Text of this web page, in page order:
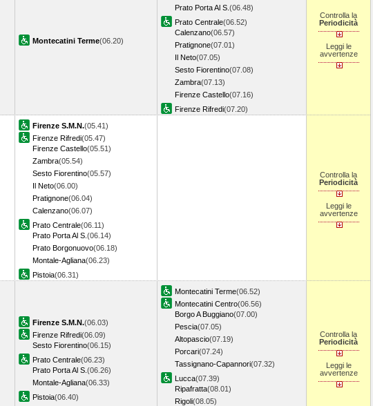
Montecatini Terme(06.20)
Prato Porta Al S. (06.48)
Prato Centrale(06.52)
Calenzano(06.57)
Pratignone(07.01)
Il Neto(07.05)
Sesto Fiorentino(07.08)
Zambra(07.13)
Firenze Castello(07.16)
Firenze Rifredi(07.20)
Controlla la
Periodicità
Leggi le
avvertenze
Firenze S.M.N.(05.41)
Firenze Rifredi(05.47)
Firenze Castello(05.51)
Zambra(05.54)
Sesto Fiorentino(05.57)
Il Neto(06.00)
Pratignone(06.04)
Calenzano(06.07)
Prato Centrale(06.11)
Prato Porta Al S. (06.14)
Prato Borgonuovo(06.18)
Montale-Agliana(06.23)
Pistoia(06.31)
Controlla la
Periodicità
Leggi le
avvertenze
Firenze S.M.N.(06.03)
Firenze Rifredi(06.09)
Sesto Fiorentino(06.15)
Prato Centrale(06.23)
Prato Porta Al S. (06.26)
Montale-Agliana(06.33)
Pistoia(06.40)
Montecatini Terme(06.52)
Montecatini Centro(06.56)
Borgo A Buggiano(07.00)
Pescia(07.05)
Altopascio(07.19)
Porcari(07.24)
Tassignano-Capannori(07.32)
Lucca(07.39)
Ripafratta(08.01)
Rigoli(08.05)
Controlla la
Periodicità
Leggi le
avvertenze